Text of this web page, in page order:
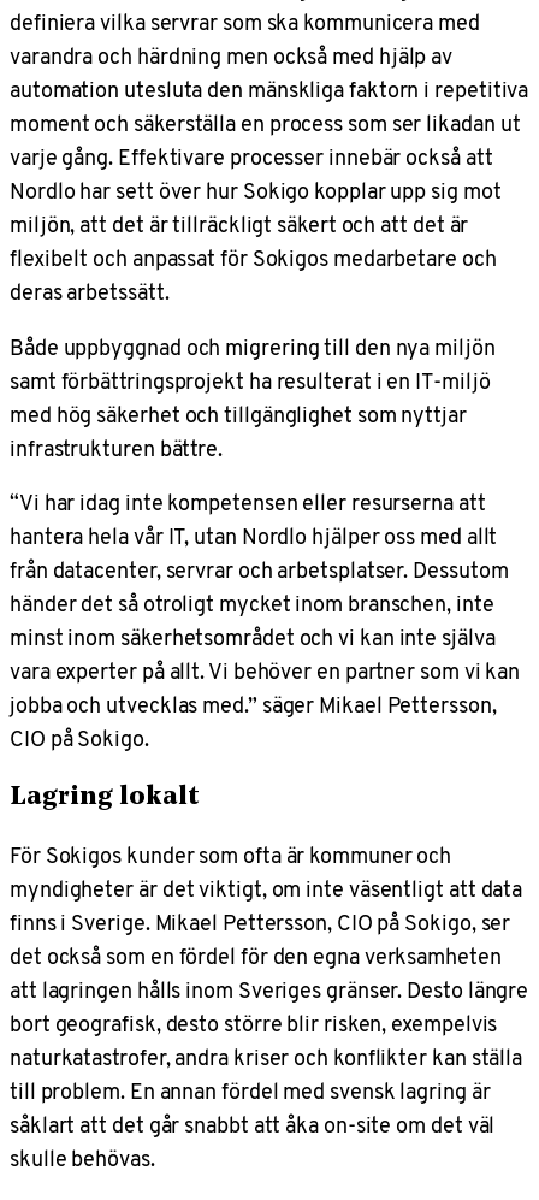
definiera vilka servrar som ska kommunicera med
varandra och härdning men också med hjälp av
automation utesluta den mänskliga faktorn i repetitiva
moment och säkerställa en process som ser likadan ut
varje gång. Effektivare processer innebär också att
Nordlo har sett över hur Sokigo kopplar upp sig mot
miljön, att det är tillräckligt säkert och att det är
flexibelt och anpassat för Sokigos medarbetare och
deras arbetssätt.
Både uppbyggnad och migrering till den nya miljön
samt förbättringsprojekt ha resulterat i en IT-miljö
med hög säkerhet och tillgänglighet som nyttjar
infrastrukturen bättre.
“Vi har idag inte kompetensen eller resurserna att
hantera hela vår IT, utan Nordlo hjälper oss med allt
från datacenter, servrar och arbetsplatser. Dessutom
händer det så otroligt mycket inom branschen, inte
minst inom säkerhetsområdet och vi kan inte själva
vara experter på allt. Vi behöver en partner som vi kan
jobba och utvecklas med.” säger Mikael Pettersson,
CIO på Sokigo.
Lagring lokalt
För Sokigos kunder som ofta är kommuner och
myndigheter är det viktigt, om inte väsentligt att data
finns i Sverige. Mikael Pettersson, CIO på Sokigo, ser
det också som en fördel för den egna verksamheten
att lagringen hålls inom Sveriges gränser. Desto längre
bort geografisk, desto större blir risken, exempelvis
naturkatastrofer, andra kriser och konflikter kan ställa
till problem. En annan fördel med svensk lagring är
såklart att det går snabbt att åka on-site om det väl
skulle behövas.